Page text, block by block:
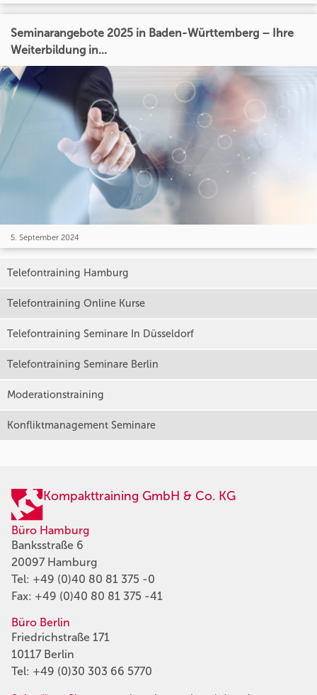
Seminarangebote 2025 in Baden-Württemberg – Ihre
Weiterbildung in...
5. September 2024
Telefontraining Hamburg
Telefontraining Online Kurse
Telefontraining Seminare In Düsseldorf
Telefontraining Seminare Berlin
Moderationstraining
Konfliktmanagement Seminare
Kompakttraining GmbH & Co. KG
Büro Hamburg
Banksstraße 6
20097 Hamburg
Tel: +49 (0)40 80 81 375 -0
Fax: +49 (0)40 80 81 375 -41
Büro Berlin
Friedrichstraße 171
10117 Berlin
Tel: +49 (0)30 303 66 5770